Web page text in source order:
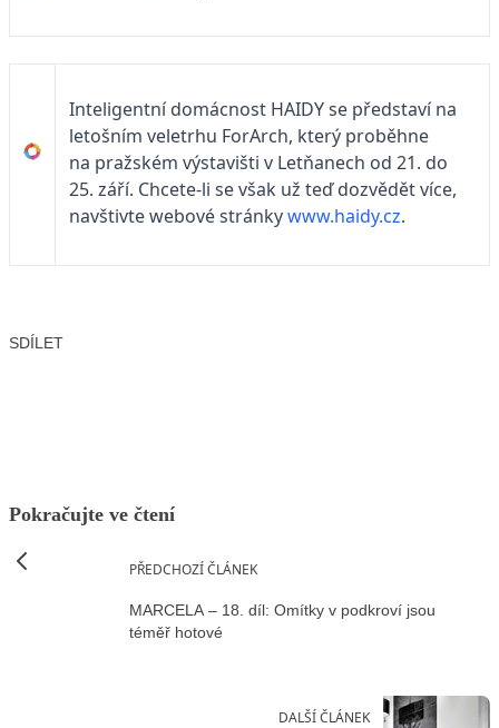
Inteligentní domácnost HAIDY se představí na
letošním veletrhu ForArch, který proběhne
na pražském výstavišti v Letňanech od 21. do
25. září. Chcete-li se však už teď dozvědět více,
navštivte webové stránkywww.haidy.cz.
SDÍLET
Pokračujte ve čtení
PŘEDCHOZÍ ČLÁNEK
MARCELA – 18. díl: Omítky v podkroví jsou
téměř hotové
DALŠÍ ČLÁNEK